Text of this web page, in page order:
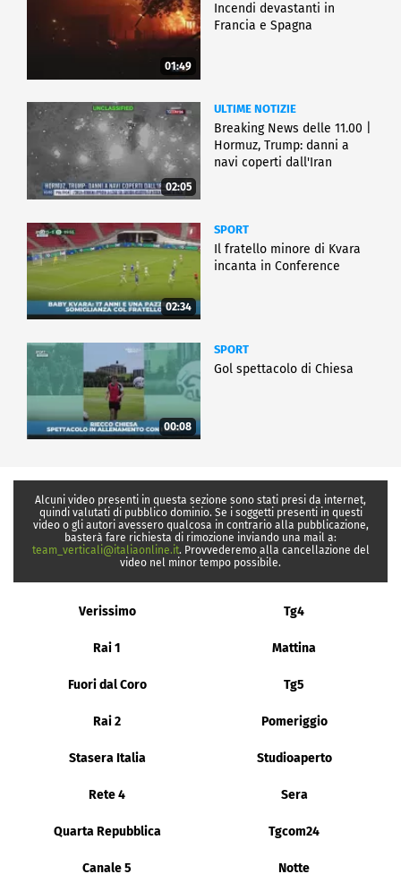
01:49
Incendi devastanti in
Francia e Spagna
02:05
ULTIME NOTIZIE
Breaking News delle 11.00 |
Hormuz, Trump: danni a
navi coperti dall'Iran
02:34
SPORT
Il fratello minore di Kvara
incanta in Conference
00:08
SPORT
Gol spettacolo di Chiesa
Alcuni video presenti in questa sezione sono stati presi da internet,
quindi valutati di pubblico dominio. Se i soggetti presenti in questi
video o gli autori avessero qualcosa in contrario alla pubblicazione,
basterà fare richiesta di rimozione inviando una mail a:
team_verticali@italiaonline.it. Provvederemo alla cancellazione del
video nel minor tempo possibile.
Verissimo Tg4
Rai 1 Mattina
Fuori dal Coro Tg5
Rai 2 Pomeriggio
Stasera Italia Studioaperto
Rete 4 Sera
Quarta Repubblica Tgcom24
Canale 5 Notte